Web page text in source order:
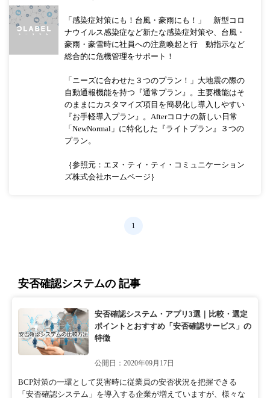
「感染症対策にも！台風・豪雨にも！」 新型コロ
ナウイルス感染症など新たな感染症対策や、台風・
豪雨・豪雪時に社員への注意喚起と行 動指示など
総合的に危機管理をサポート！
「ニーズに合わせた３つのプラン！」大地震の際の
自動通報機能を持つ『通常プラン』。主要機能はそ
のままにカスタマイズ項目を簡易化し導入しやすい
『お手軽導入プラン』。Afterコロナの新しい日常
「NewNormal」に特化した『ライトプラン』３つの
プラン。
｛参照元：エヌ・ティ・ティ・コミュニケーション
ズ株式会社ホームページ｝
1
安否確認システムの 記事
安否確認システム・アプリ3選｜比較・選定
ポイントとおすすめ「安否確認サービス」の
特徴
公開日：2020年09月17日
BCP対策の一環として災害時に従業員の安否状況を把握できる
「安否確認システム」を導入する企業が増えていますが、様々な